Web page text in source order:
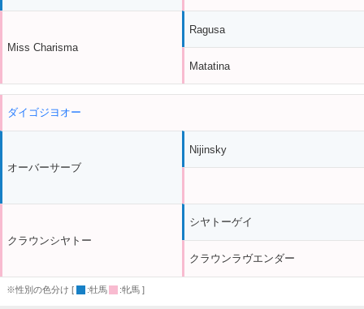
Miss Charisma
Ragusa
Matatina
ダイゴジヨオー
オーバーサーブ
クラウンシヤトー
Nijinsky
シヤトーゲイ
クラウンラヴエンダー
※性別の色分け [ :牡馬 :牝馬 ]